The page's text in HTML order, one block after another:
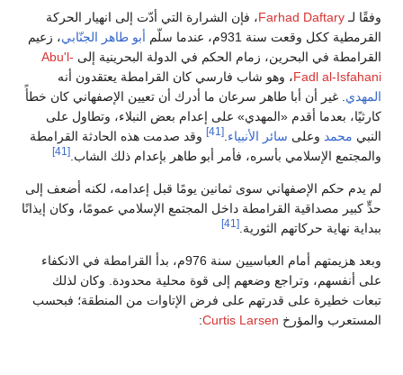
وفقًا لـFarhad Daftary، فإن الشرارة التي أدّت إلى انهيار الحركة
القرمطية ككل وقعت سنة 931م، عندما سلّم
أبو طاهر الجنّابي ، زعيم
القرامطة في البحرين، زمام الحكم في الدولة البحرينية إلى Abu'l-
Fadl al-Isfahani، وهو شاب فارسي كان القرامطة يعتقدون أنه
المهدي. غير أن أبا طاهر سرعان ما أدرك أن تعيين الإصفهاني كان خطأً
كارثيًا، بعدما أقدم «المهدي» على إعدام بعض النبلاء، وتطاول على
النبي محمدوعلى سائر الأنبياء.
وقد صدمت هذه الحادثة القرامطة
والمجتمع الإسلامي بأسره، فأمر أبو طاهر بإعدام ذلك الشاب.
لم يدم حكم الإصفهاني سوى ثمانين يومًا قبل إعدامه، لكنه أضعف إلى
حدٍّ كبير مصداقية القرامطة داخل المجتمع الإسلامي عمومًا، وكان إيذانًا
ببداية نهاية حركاتهم الثورية.
وبعد هزيمتهم أمام العباسيين سنة 976م، بدأ القرامطة في الانكفاء
على أنفسهم، وتراجع وضعهم إلى قوة محلية محدودة. وكان لذلك
تبعات خطيرة على قدرتهم على فرض الإتاوات من المنطقة؛ فبحسب
المستعرب والمؤرخ Curtis Larsen
: